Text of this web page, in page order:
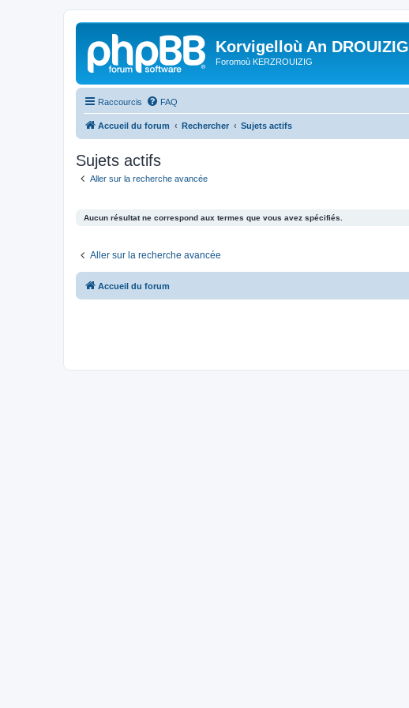
Korvigelloù An DROUIZIG
Foromoù KERZROUIZIG
Raccourcis FAQ
Accueil du forum Rechercher Sujets actifs
Sujets actifs
Aller sur la recherche avancée
Aucun résultat ne correspond aux termes que vous avez spécifiés.
Aller sur la recherche avancée
Accueil du forum